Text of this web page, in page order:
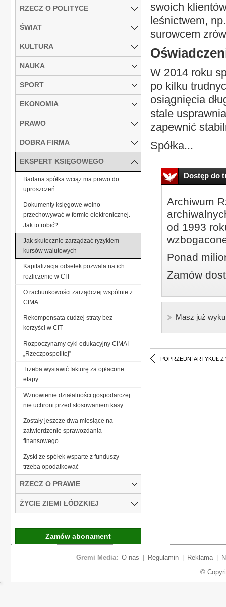
swoich
leśnictwem,
surowcem
W 2014 roku
po kilku
osiągnięcia
stale
zapewnić
Spółka...
Dostęp do
Archiwum
od 1993
Ponad
Zamów
Masz już
POPRZEDNI ARTYKUŁ Z
RZECZ O POLITYCE
ŚWIAT
KULTURA
NAUKA
SPORT
EKONOMIA
PRAWO
DOBRA FIRMA
EKSPERT KSIĘGOWEGO
Badana spółka wciąż ma prawo do
uproszczeń
Dokumenty księgowe wolno
przechowywać w formie elektronicznej.
Jak to robić?
Jak skutecznie zarządzać ryzykiem
kursów walutowych
Kapitalizacja odsetek pozwala na ich
rozliczenie w CIT
O rachunkowości zarządczej wspólnie z
CIMA
Rekompensata cudzej straty bez
korzyści w CIT
Rozpoczynamy cykl edukacyjny CIMA i
„Rzeczpospolitej”
Trzeba wystawić fakturę za opłacone
etapy
Wznowienie działalności gospodarczej
nie uchroni przed stosowaniem kasy
Zostały jeszcze dwa miesiące na
zatwierdzenie sprawozdania
finansowego
Zyski ze spółek wsparte z funduszy
trzeba opodatkować
RZECZ O PRAWIE
ŻYCIE ZIEMI ŁÓDZKIEJ
Zamów abonament
Gremi Media: O nas Regulamin Reklama
©